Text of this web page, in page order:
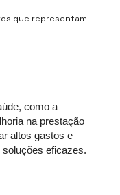
que representam
como a
na prestação
altos gastos e
eficazes.